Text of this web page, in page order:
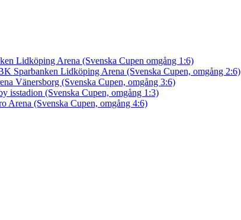
Lidköping Arena (Svenska Cupen omgång 1:6)
Sparbanken Lidköping Arena (Svenska Cupen, omgång 2:6)
Vänersborg (Svenska Cupen, omgång 3:6)
isstadion (Svenska Cupen, omgång 1:3)
Arena (Svenska Cupen, omgång 4:6)